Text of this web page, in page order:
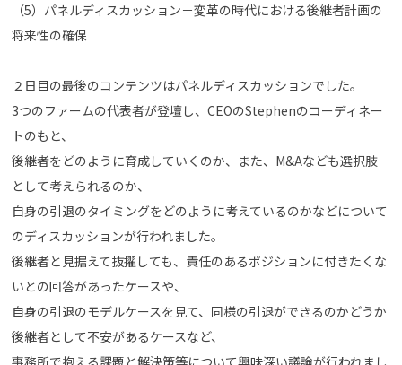
（5）パネルディスカッション－変革の時代における後継者計画の
将来性の確保
２日目の最後のコンテンツはパネルディスカッションでした。
3つのファームの代表者が登壇し、CEOのStephenのコーディネー
トのもと、
後継者をどのように育成していくのか、また、M&Aなども選択肢
として考えられるのか、
自身の引退のタイミングをどのように考えているのかなどについて
のディスカッションが行われました。
後継者と見据えて抜擢しても、責任のあるポジションに付きたくな
いとの回答があったケースや、
自身の引退のモデルケースを見て、同様の引退ができるのかどうか
後継者として不安があるケースなど、
事務所で抱える課題と解決策等について興味深い議論が行われまし